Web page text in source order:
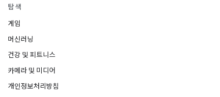
탐색
게임
머신러닝
건강 및 피트니스
카메라 및 미디어
개인정보처리방침